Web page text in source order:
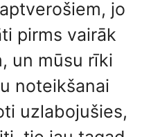
jo
pirms vairāk
un mūsu rīki
noteikšanai
uzlabojušies,